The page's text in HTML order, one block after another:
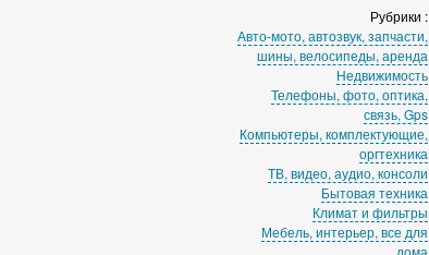
Рубрики :
Авто-мото, автозвук, запчасти,
шины, велосипеды, аренда
Недвижимость
Телефоны, фото, оптика,
связь, Gps
Компьютеры, комплектующие,
оргтехника
ТВ, видео, аудио, консоли
Бытовая техника
Климат и фильтры
Мебель, интерьер, все для
дома